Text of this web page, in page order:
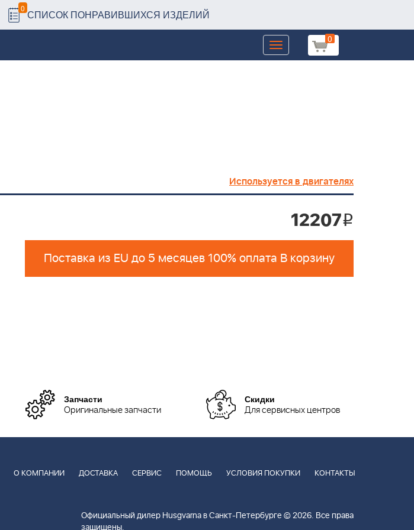
0 СПИСОК ПОНРАВИВШИХСЯ ИЗДЕЛИЙ
0
Toggle
navigation
Используется в двигателях
12207i
Поставка из EU до 5 месяцев 100% оплата В корзину
Запчасти
Оригинальные запчасти
Скидки
Для сервисных центров
О КОМПАНИИ ДОСТАВКА СЕРВИС ПОМОЩЬ УСЛОВИЯ ПОКУПКИ КОНТАКТЫ
Официальный дилер Husgvarna в Санкт-Петербурге © 2026. Все права